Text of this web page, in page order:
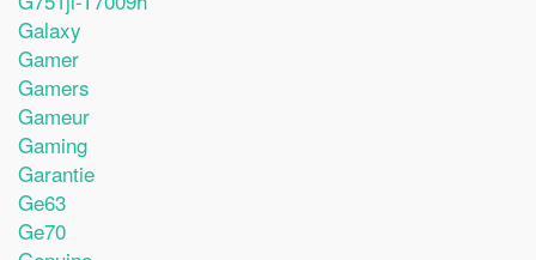
Galaxy
Gamer
Gamers
Gameur
Gaming
Garantie
Ge63
Ge70